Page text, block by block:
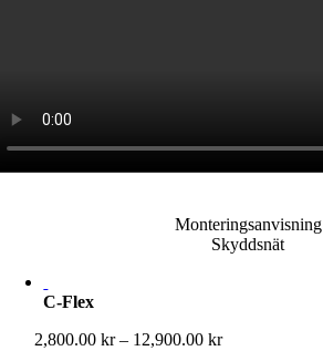
Monteringsanvisning
Skyddsnät
C-Flex
2,800.00kr – 12,900.00krPrisintervall: